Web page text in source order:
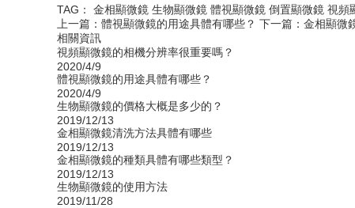
TAG： 金相顯微鏡 生物顯微鏡 體視顯微鏡 倒置顯微鏡 視頻
上一篇： 體視顯微鏡的用途具體有哪些？ 下一篇： 金相顯微
相關資訊
視頻顯微鏡的相機分辨率很重要嗎？
2020/4/9
體視顯微鏡的用途具體有哪些？
2020/4/9
生物顯微鏡的價格大概是多少的？
2019/12/13
金相顯微鏡清洗方法具體有哪些
2019/12/13
金相顯微鏡的種類具體有哪些類型？
2019/12/13
生物顯微鏡的使用方法
2019/11/28